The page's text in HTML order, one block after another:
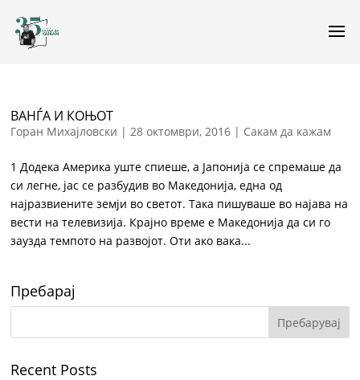
ВАНЃА И КОЊОТ
Горан Михајловски |28 октомври, 2016 | Сакам да кажам
1 Додека Америка уште спиеше, а Јапонија се спремаше да
си легне, јас се разбудив во Македонија, една од
најразвиените земји во светот. Така пишуваше во најава на
вести на телевизија. Крајно време е Македонија да си го
заузда темпото на развојот. Оти ако вака...
Пребарај
Recent Posts